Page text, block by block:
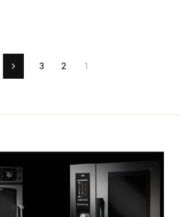
1
2
3 הבא